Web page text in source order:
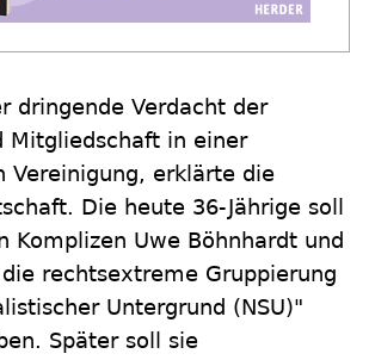
dringende Verdacht der
Mitgliedschaft in einer
Vereinigung, erklärte die
Die heute 36-Jährige soll
Komplizen Uwe Böhnhardt und
rechtsextreme Gruppierung
Untergrund (NSU)"
Später soll sie